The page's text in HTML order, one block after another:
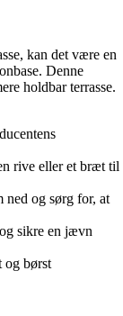
kan det være en
Denne
holdbar terrasse.
rive eller et bræt til
ned og sørg for, at
sikre en jævn
og børst